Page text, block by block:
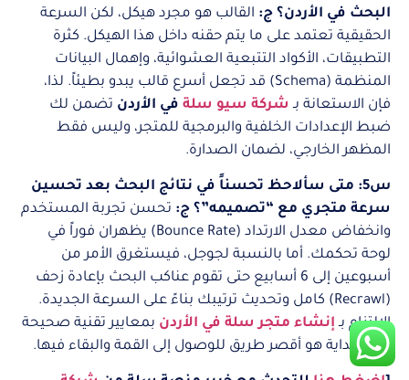
البحث في الأردن؟ ج: القالب هو مجرد هيكل، لكن السرعة
الحقيقية تعتمد على ما يتم حقنه داخل هذا الهيكل. كثرة
التطبيقات، الأكواد التتبعية العشوائية، وإهمال البيانات
المنظمة (Schema) قد تجعل أسرع قالب يبدو بطيئاً. لذا،
فإن الاستعانة بـ شركة سيو سلة في الأردن تضمن لك
ضبط الإعدادات الخلفية والبرمجية للمتجر، وليس فقط
المظهر الخارجي، لضمان الصدارة.
س5: متى سألاحظ تحسناً في نتائج البحث بعد تحسين
سرعة متجري مع “تصميمه”؟ ج: تحسن تجربة المستخدم
وانخفاض معدل الارتداد (Bounce Rate) يظهران فوراً في
لوحة تحكمك. أما بالنسبة لجوجل، فيستغرق الأمر من
أسبوعين إلى 6 أسابيع حتى تقوم عناكب البحث بإعادة زحف
(Recrawl) كامل وتحديث ترتيبك بناءً على السرعة الجديدة.
الالتزام بـ إنشاء متجر سلة في الأردن بمعايير تقنية صحيحة
منذ البداية هو أقصر طريق للوصول إلى القمة والبقاء فيها.